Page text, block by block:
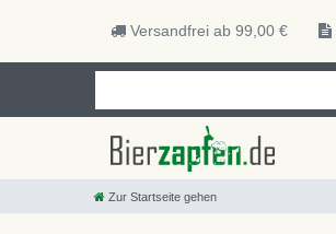
Versandfrei ab 99,00 €
Zur Startseite gehen